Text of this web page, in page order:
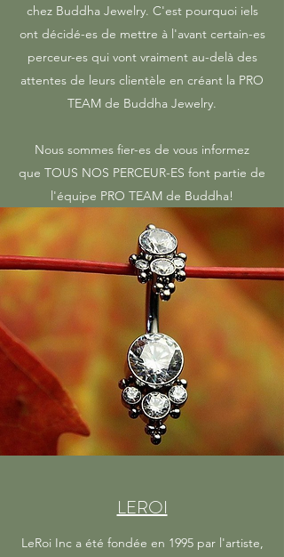
chez Buddha Jewelry. C'est pourquoi iels
ont décidé-es de mettre à l'avant certain-es
perceur-es qui vont vraiment au-delà des
attentes de leurs clientèle en créant la PRO
TEAM de Buddha Jewelry.
Nous sommes fier-es de vous informez
que TOUS NOS PERCEUR-ES font partie de
l'équipe PRO TEAM de Buddha!
LEROI
LeRoi Inc a été fondée en 1995 par l'artiste,